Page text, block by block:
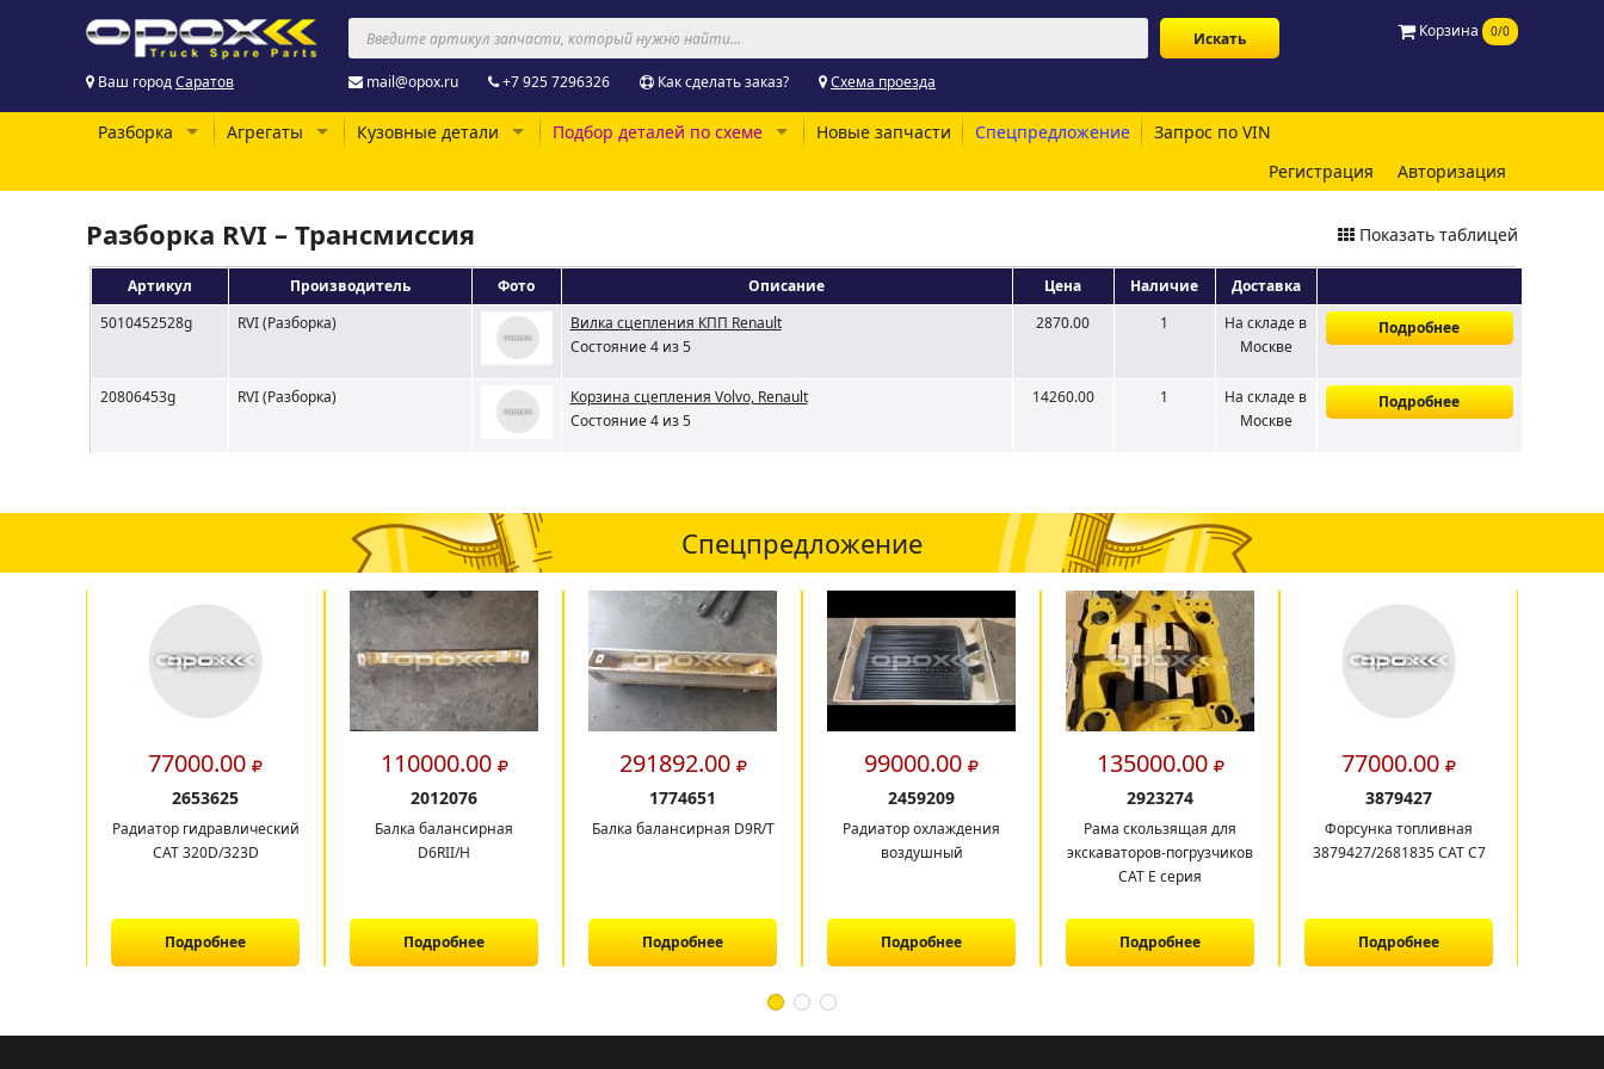
Корзина 0/0
Ваш городСаратов mail@opox.ru +7 925 7296326 Как сделать заказ? Схема проезда
Разборка Агрегаты Кузовные детали Подбор деталей по схеме Новые запчасти Спецпредложение
Запрос по VIN
Регистрация
Авторизация
Разборка RVI – Трансмиссия Показать таблицей
Артикул Производитель Фото Описание Цена Наличие
Доставка
5010452528g
RVI (Разборка)
Вилка сцепления КПП Renault
Состояние 4 из 5
2870.00 1 На складе в
Москве
Подробнее
20806453g RVI (Разборка)
Корзина сцепления Volvo, Renault
Состояние 4 из 5
14260.00 1 На складе в
Москве
Подробнее
Спецпредложение
77000.00
2653625
Радиатор гидравлический
CAT 320D/323D
Подробнее
110000.00
2012076
Балка балансирная
D6RII/H
Подробнее
291892.00
1774651
Балка балансирная D9R/T
Подробнее
99000.00
2459209
Радиатор охлаждения
воздушный
Подробнее
135000.00
2923274
Рама скользящая для
экскаваторов-погрузчиков
CAT E серия
Подробнее
77000.00
3879427
Форсунка топливная
3879427/2681835 CAT C7
Подробнее